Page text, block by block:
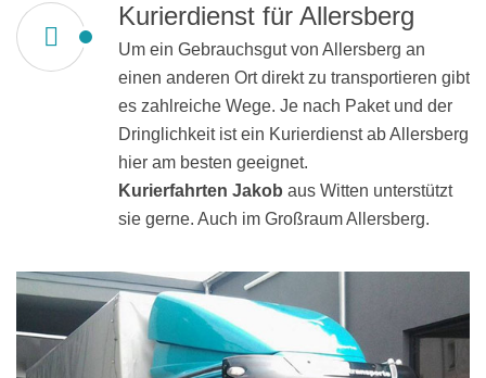
Kurierdienst für Allersberg
Um ein Gebrauchsgut von Allersberg an
einen anderen Ort direkt zu transportieren gibt
es zahlreiche Wege. Je nach Paket und der
Dringlichkeit ist ein Kurierdienst ab Allersberg
hier am besten geeignet.
Kurierfahrten Jakob aus Witten unterstützt
sie gerne. Auch im Großraum Allersberg.